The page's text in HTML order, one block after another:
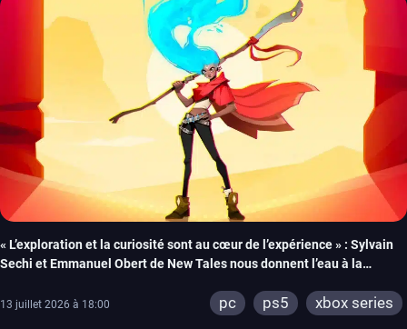
« L’exploration et la curiosité sont au cœur de l’expérience » : Sylvain
Sechi et Emmanuel Obert de New Tales nous donnent l’eau à la
13 juillet 2026 à 18:00 pc ps5 xbox series